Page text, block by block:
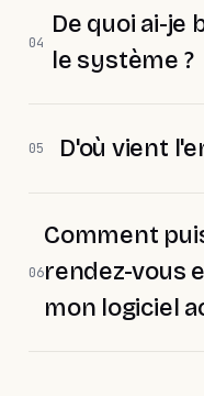
04
De quoi ai-je
le système ?
05 D'où vient
06
Comment
rendez-vous
mon logiciel